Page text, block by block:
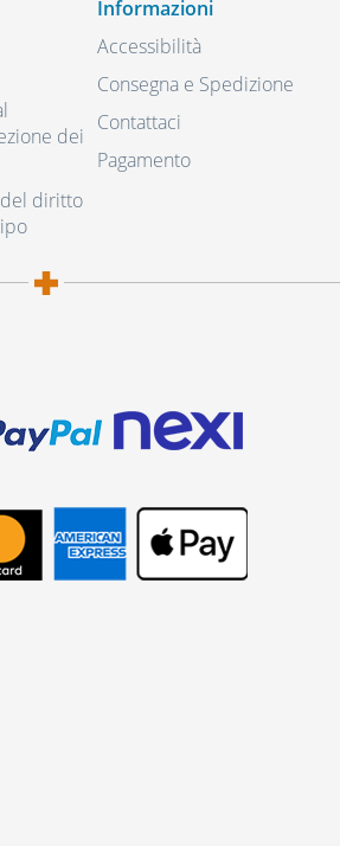
dei
del diritto
Informazioni
Accessibilità
Consegna e Spedizione
Contattaci
Pagamento